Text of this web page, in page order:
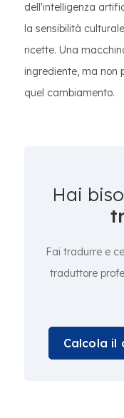
dell'intelligenza
la sensibilità
ricette. Una
ingrediente, ma non
quel cambiamento.
Hai
Fai tradurre e
traduttore
Calcola il